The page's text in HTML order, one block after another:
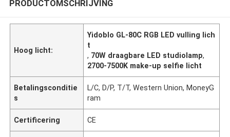
PRODUCTOMSCHRIJVING
Hoog licht:
Yidoblo GL-80C RGB LED vulling lich
t
, 70W draagbare LED studiolamp,
2700-7500K make-up selfie licht
Betalingsconditie
s
L/C, D/P, T/T, Western Union, MoneyG
ram
Certificering CE